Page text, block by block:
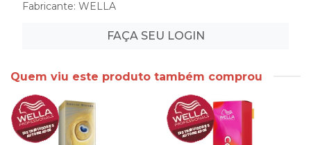
Fabricante: WELLA
FAÇA SEU LOGIN
Quem viu este produto também comprou